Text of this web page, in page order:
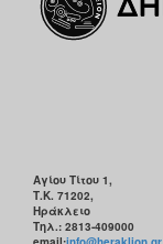
Αγίου Τίτου 1,
Τ.Κ. 71202,
Ηράκλειο
Τηλ.: 2813-409000